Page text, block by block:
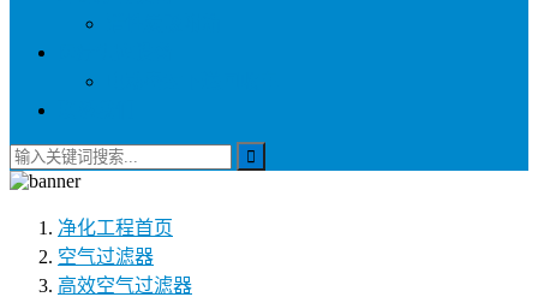
净化工程首页
空气过滤器
高效空气过滤器